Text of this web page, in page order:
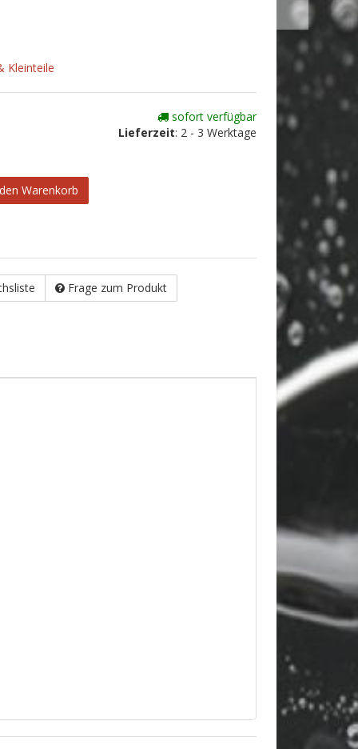
Kleinteile
sofort verfügbar
Lieferzeit: 2 - 3 Werktage
Warenkorb
Frage zum Produkt